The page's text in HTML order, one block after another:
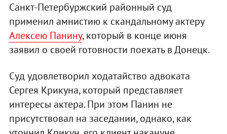
Санкт-Петербуржский районный суд
применил амнистию к скандальному актеру
Алексею Панину, который в конце июня
заявил о своей готовности поехать в Донецк.
Суд удовлетворил ходатайство адвоката
Сергея Крикуна, который представляет
интересы актера. При этом Панин не
присутствовал на заседании, однако, как